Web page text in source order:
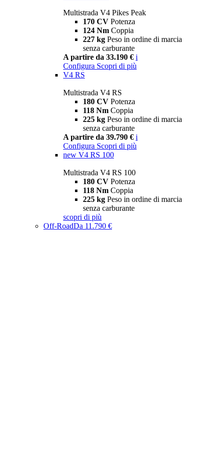
Multistrada V4 Pikes Peak
170 CV Potenza
124 Nm Coppia
227 kg Peso in ordine di marcia
senza carburante
A partire da 33.190 € i
Configura Scopri di più
V4 RS
Multistrada V4 RS
180 CV Potenza
118 Nm Coppia
225 kg Peso in ordine di marcia
senza carburante
A partire da 39.790 € i
Configura Scopri di più
new V4 RS 100
Multistrada V4 RS 100
180 CV Potenza
118 Nm Coppia
225 kg Peso in ordine di marcia
senza carburante
scopri di più
Off-RoadDa 11.790 €